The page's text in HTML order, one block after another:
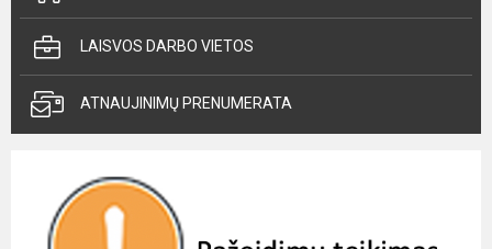
LAISVOS DARBO VIETOS
ATNAUJINIMŲ PRENUMERATA